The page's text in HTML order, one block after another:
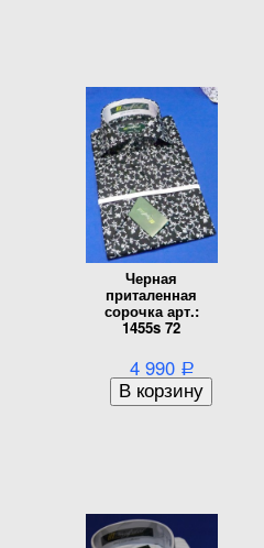
Черная
приталенная
сорочка арт.:
1455s 72
4 990 Р